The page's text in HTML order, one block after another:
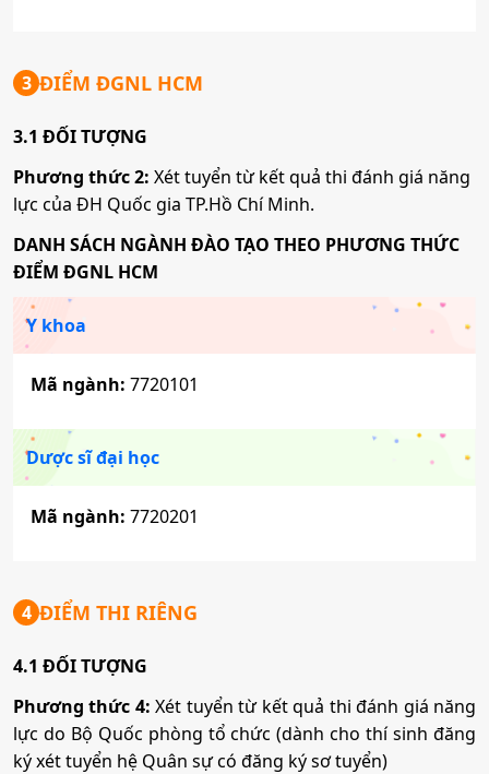
3 ĐIỂM ĐGNL HCM
3.1 ĐỐI TƯỢNG
Phương thức 2: Xét tuyển từ kết quả thi đánh giá năng
lực của ĐH Quốc gia TP.Hồ Chí Minh.
DANH SÁCH NGÀNH ĐÀO TẠO THEO PHƯƠNG THỨC
ĐIỂM ĐGNL HCM
Y khoa
Mã ngành: 7720101
Dược sĩ đại học
Mã ngành: 7720201
4 ĐIỂM THI RIÊNG
4.1 ĐỐI TƯỢNG
Phương thức 4: Xét tuyển từ kết quả thi đánh giá năng
lực do Bộ Quốc phòng tổ chức (dành cho thí sinh đăng
ký xét tuyển hệ Quân sự có đăng ký sơ tuyển)